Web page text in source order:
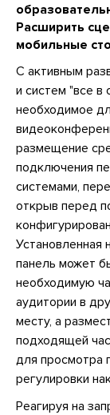
Расширить
мобильные
С активным
и систем "все
необходимое
размещение
подключения
системами,
открыв перед
Установленная
панель может
необходимую
аудитории в
месту, а
подходящей
для просмотра
регулировки
Реагируя на